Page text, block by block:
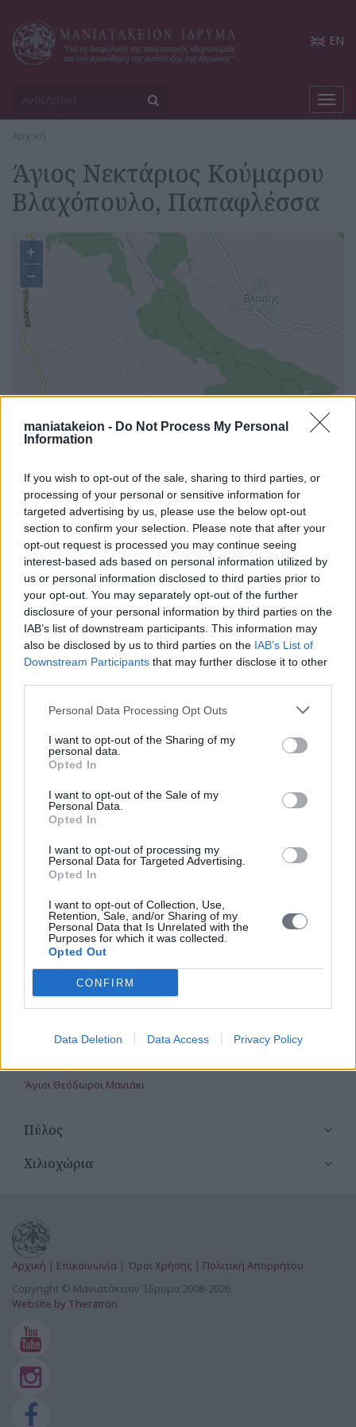
maniatakeion - Do Not Process My Personal
Information
If you wish to opt-out of the sale, sharing to third parties, or
processing of your personal or sensitive information for
targeted advertising by us, please use the below opt-out
section to confirm your selection. Please note that after your
opt-out request is processed you may continue seeing
interest-based ads based on personal information utilized by
us or personal information disclosed to third parties prior to
your opt-out. You may separately opt-out of the further
disclosure of your personal information by third parties on the
IAB’s list of downstream participants. This information may
also be disclosed by us to third parties on the IAB’s List of
Downstream Participants that may further disclose it to other
Personal Data Processing Opt Outs
I want to opt-out of the Sharing of my
personal data.
Opted In
I want to opt-out of the Sale of my
Personal Data.
Opted In
I want to opt-out of processing my
Personal Data for Targeted Advertising.
Opted In
I want to opt-out of Collection, Use,
Retention, Sale, and/or Sharing of my
Personal Data that Is Unrelated with the
Purposes for which it was collected.
Opted Out
CONFIRM
Data Deletion Data Access Privacy Policy
EN
Αρχική
Άγιος Νεκτάριος Κούμαρου
Βλαχόπουλο, Παπαφλέσσα
+
−
Κορώνη
Μεθώνη
Νέστορος
Παπαφλέσσα
Αγία Μαρίνα Κοιμητήριο Άγιοι Απόστολοι
Αγία Τριάς Τουλούπα Χάνι
Άγιοι Απόστολοι Βλαχόπουλο
Άγιοι Θεόδωροι Μανιάκι
Άγιοι Πάντες Ενοριακός Ναός Μεταμόρφωση
Άγιος Γεώργιος Κοιμητήριο Άνω Παπαφλέσσα
Άγιος Γεώργιος Κοιμητήριο Βλαχόπουλο
Άγιος Γεώργιος Μανιάκι
Άγιος Γεώργιος Μεταμόρφωση
Πύλος
Χιλιοχώρια
Αρχική | Επικοινωνία | Όροι Χρήσης | Πολιτική Απορρήτου
Copyright © Μανιατάκειον Ίδρυμα 2008-2026
Website by Theratron